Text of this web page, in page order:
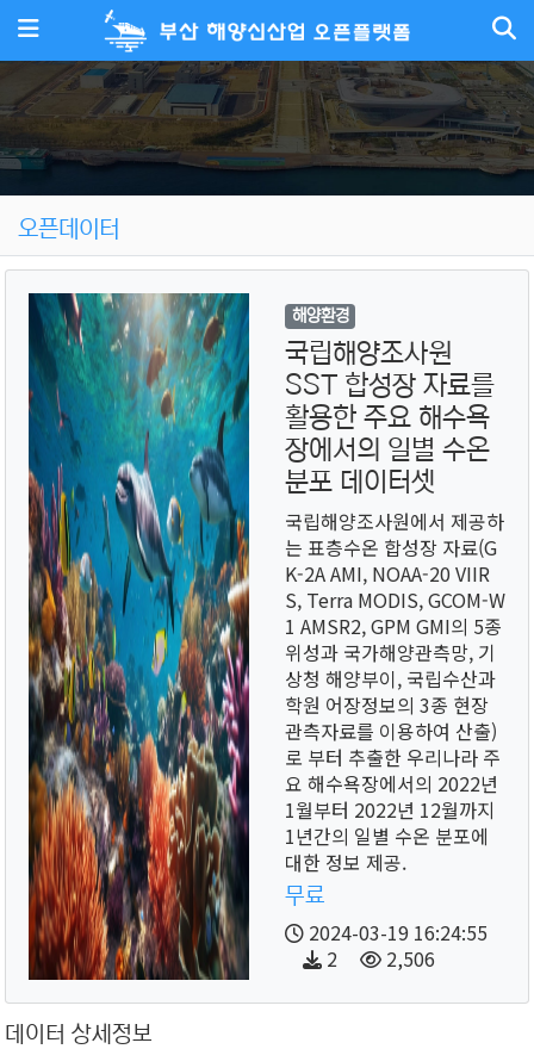
메뉴
오픈데이터
해양환경
국립해양조사원
SST 합성장 자료를
활용한 주요 해수욕
장에서의 일별 수온
분포 데이터셋
국립해양조사원에서 제공하
는 표층수온 합성장 자료(G
K-2A AMI, NOAA-20 VIIR
S, Terra MODIS, GCOM-W
1 AMSR2, GPM GMI의 5종
위성과 국가해양관측망, 기
상청 해양부이, 국립수산과
학원 어장정보의 3종 현장
관측자료를 이용하여 산출)
로 부터 추출한 우리나라 주
요 해수욕장에서의 2022년
1월부터 2022년 12월까지
1년간의 일별 수온 분포에
대한 정보 제공.
무료
2024-03-19 16:24:55
2
2,506
데이터 상세정보